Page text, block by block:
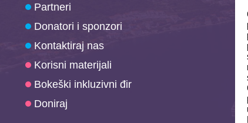
Partneri
Donatori i sponzori
Kontaktiraj nas
Korisni materijali
Bokeški inkluzivni đir
Doniraj